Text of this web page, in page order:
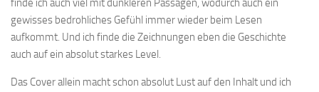
finde ich auch viel mit dunkleren Passagen, wodurch auch ein
gewisses bedrohliches Gefühl immer wieder beim Lesen
aufkommt. Und ich finde die Zeichnungen eben die Geschichte
auch auf ein absolut starkes Level.
Das Cover allein macht schon absolut Lust auf den Inhalt und ich